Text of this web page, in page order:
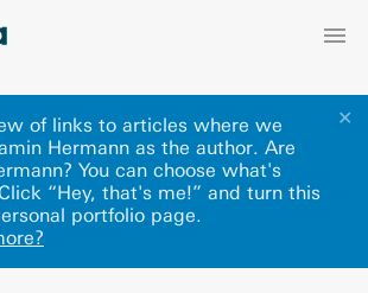
✕
of links to articles where we
Hermann as the author. Are
You can choose what's
“Hey, that's me!” and turn this
portfolio page.